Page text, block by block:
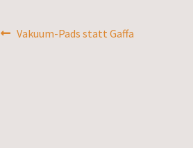
Beitragsnavigation
Vorheriger
Vakuum-Pads statt Gaffa